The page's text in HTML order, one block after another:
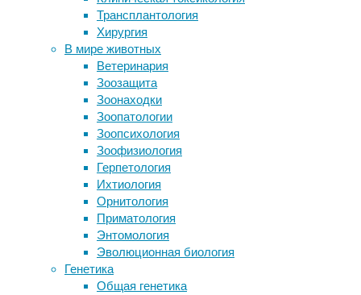
Трансплантология
Хирургия
В мире животных
Ветеринария
Зоозащита
Зоонаходки
Зоопатологии
Зоопсихология
Зоофизиология
Герпетология
Ихтиология
Орнитология
Приматология
Энтомология
Эволюционная биология
Генетика
Общая генетика
инфекции,
медицина,
океан ,
экология
Ученые
Корнеллского
университета
(США)
установили,
морские
травы
способны
«фильтровать»
воду
Чем почувствовать электрическое
поле
Белки кукурузы сохранили память
мышам с болезнью Альцгеймера
Воскресный сон не спасет от
трудного понедельника
Как выбрать корм для кошек с
чувствительным пищеварением
Следите за новостями